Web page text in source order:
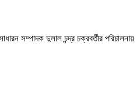
সম্পাদক দুলাল চন্দ্র চক্রবর্তীর পরিচালনায়